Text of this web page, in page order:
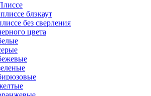
блэкаут
без сверления
цвета